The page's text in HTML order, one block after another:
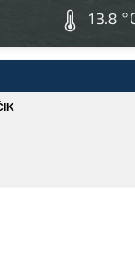
13.8